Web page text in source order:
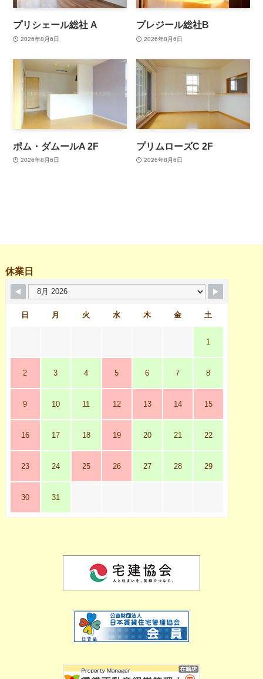
プリシェール総社 A
2026年8月6日
プレジール総社B
2026年8月6日
ポム・ダムールA 2F
2026年8月6日
プリムローズC 2F
2026年8月6日
休業日
日 月 火 水 木 金 土
1
2 3 4 5 6 7 8
9 10 11 12 13 14 15
16 17 18 19 20 21 22
23 24 25 26 27 28 29
30 31